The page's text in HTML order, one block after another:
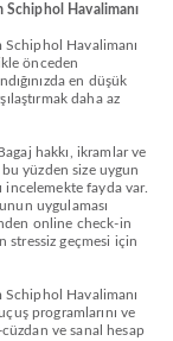
Schiphol Havalimanı
Havalimanı
önceden
en düşük
daha az
hakkı, ikramlar ve
yüzden size uygun
incelemekte fayda var.
uygulaması
online check-in
stressiz geçmesi için
Havalimanı
programlarını ve
ve sanal hesap